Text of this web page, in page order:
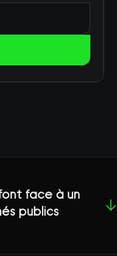
face à un
publics
↓